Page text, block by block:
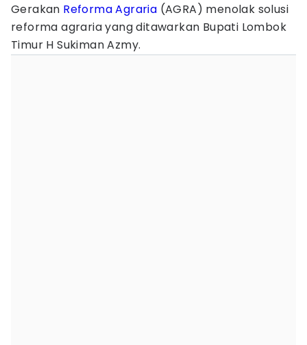
Gerakan Reforma Agraria (AGRA) menolak solusi
reforma agraria yang ditawarkan Bupati Lombok
Timur H Sukiman Azmy.